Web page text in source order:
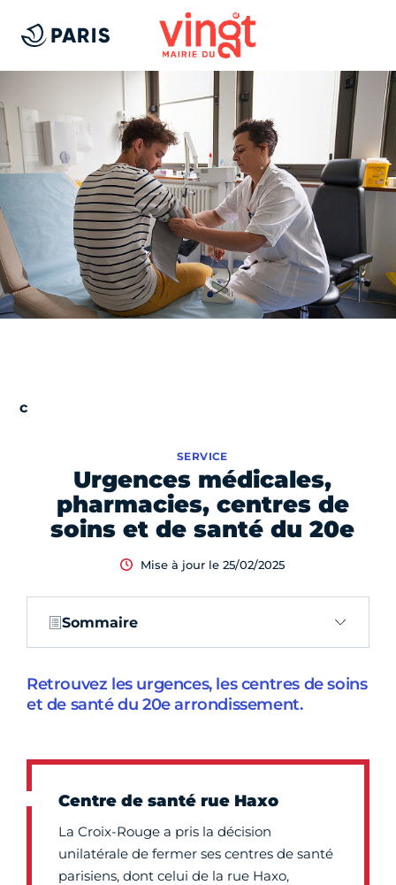
Urgences médicales,
pharmacies, centres de
soins et de santé du 20e
SERVICE
Mise à jour le 25/02/2025
Sommaire
Retrouvez les urgences, les centres de soins
et de santé du 20e arrondissement.
Centre de santé rue Haxo
La Croix-Rouge a pris la décision
unilatérale de fermer ses centres de santé
parisiens, dont celui de la rue Haxo,